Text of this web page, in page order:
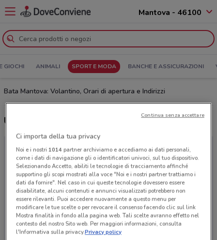
Mantova - 46100
GIOCHI ANIMALI SPORT E MODA BANCHE E ASSICURAZIONI
Bata Mantova: Volantino, Orari di apertura e Indirizzi
Ultime offerte del volantino Bata
Ci importa della tua privacy
Noi e i nostri 1014partner archiviamo e accediamo ai dati personali,
come i dati di navigazione gli o identificatori univoci, sul tuo dispositivo.
Selezionando Accetto, abiliti le tecnologie di tracciamento affinché
supportino gli scopi mostrati alla voce "Noi e i nostri partner trattiamo i
dati da fornire". Nel caso in cui queste tecnologie dovessero essere
disabilitate, alcuni contenuti e annunci visualizzati potrebbero non
essere rilevanti. Puoi accedere nuovamente a questo menu per
modificare le tue scelte o per revocare il consenso facendo clic sul link
Mostra finalità in fondo alla pagina web. Tali scelte avranno effetto nel
contesto del nostro Sito web. Per maggiori informazioni, consulta
l'Informativa sulla privacy.Privacy policy
Continua senza accettare